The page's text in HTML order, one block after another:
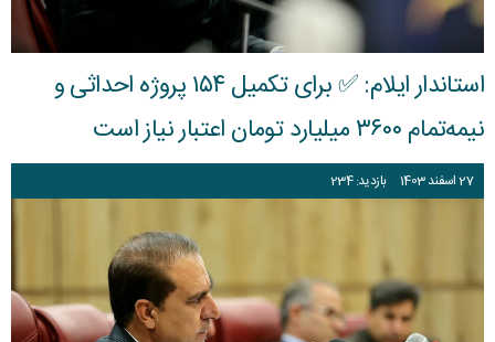
استاندار ایلام: ✅ برای تکمیل ۱۵۴ پروژه احداثی و
نیمه‌تمام ۳۶۰۰ میلیارد تومان اعتبار نیاز است
27اسفند1403 بازدید: 234